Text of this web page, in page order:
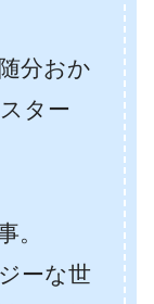
分おか
ター
。
ーな世